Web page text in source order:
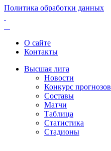
Политика обработки данных
О сайте
Контакты
Высшая лига
Новости
Конкурс прогнозов
Составы
Матчи
Таблица
Статистика
Стадионы